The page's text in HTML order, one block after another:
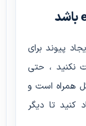
پیوند برای
نکنید ، حتی
همراه است و
کنید تا دیگر